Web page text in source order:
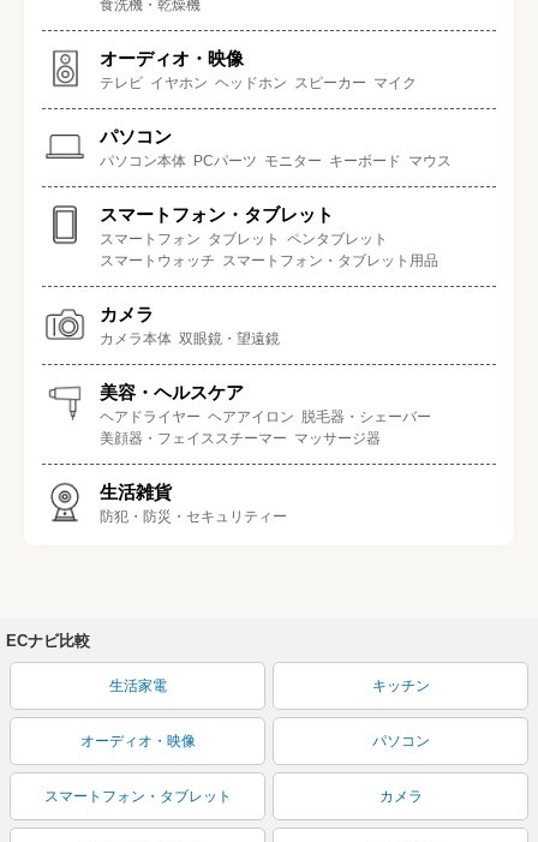
食洗機・乾燥機
オーディオ・映像
テレビ イヤホン ヘッドホン スピーカー マイク
パソコン
パソコン本体 PCパーツ モニター キーボード マウス
スマートフォン・タブレット
スマートフォン タブレット
ペンタブレット
スマートウォッチ スマートフォン・タブレット用品
カメラ
カメラ本体 双眼鏡・望遠鏡
美容・ヘルスケア
ヘアドライヤー ヘアアイロン
脱毛器・シェーバー
美顔器・フェイススチーマー マッサージ器
生活雑貨
防犯・防災・セキュリティー
ECナビ比較
生活家電 キッチン
オーディオ・映像 パソコン
スマートフォン・タブレット カメラ